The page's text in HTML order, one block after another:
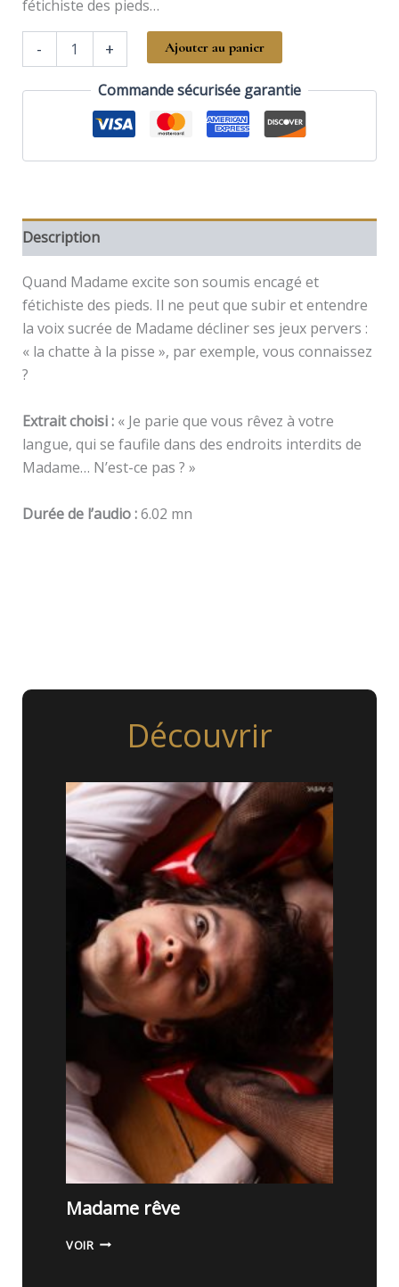
fétichiste des pieds…
-
en
+ Ajouter au panier
Commande sécurisée garantie
Description
Quand Madame excite son soumis encagé et
fétichiste des pieds. Il ne peut que subir et entendre
la voix sucrée de Madame décliner ses jeux pervers :
« la chatte à la pisse », par exemple, vous connaissez
?
Extrait choisi :« Je parie que vous rêvez à votre
langue, qui se faufile dans des endroits interdits de
Madame… N’est-ce pas ? »
Durée de l’audio :6.02 mn
Découvrir
Madame rêve
VOIRM